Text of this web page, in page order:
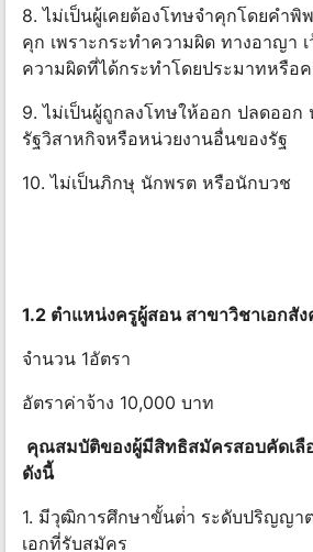
8. ไม่เป็นผู้เคยต้องโทษจําคุกโดยคําพิ
คุก เพราะกระทําความผิด ทางอาญา
ความผิดที่ได้กระทําโดยประมาทหรือ
9. ไม่เป็นผู้ถูกลงโทษให้ออก ปลดออก
รัฐวิสาหกิจหรือหน่วยงานอื่นของรัฐ
10. ไม่เป็นภิกษุ นักพรต หรือนักบวช
1.2 ตําแหน่งครูผู้สอน สาขาวิชาเอกสั
จํานวน 1อัตรา
อัตราค่าจ้าง 10,000 บาท
คุณสมบัติของผู้มีสิทธิสมัครสอบคัดเลื
ดังนี้
1. มีวุฒิการศึกษาขั้นต่ํา ระดับปริญญา
เอกที่รับสมัคร